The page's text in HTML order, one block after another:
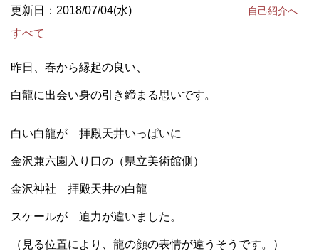
自己紹介へ
更新日：2018/07/04(水)
すべて
昨日、春から縁起の良い、
白龍に出会い身の引き締まる思いです。
白い白龍が 拝殿天井いっぱいに
金沢兼六園入り口の（県立美術館側）
金沢神社 拝殿天井の白龍
スケールが 迫力が違いました。
（見る位置により、龍の顔の表情が違うそうです。）